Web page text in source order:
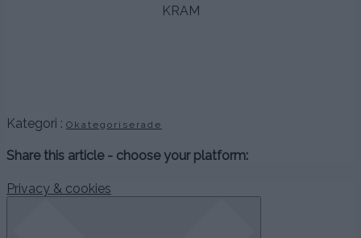
KRAM
Kategori : Okategoriserade
Share this article - choose your platform:
Privacy & cookies